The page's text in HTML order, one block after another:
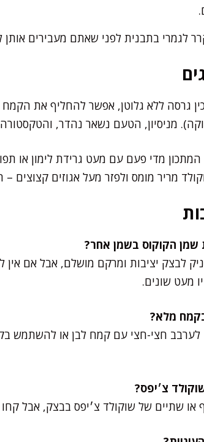
לגמרי בתבנית לפני שאתם מעבירים
גרסה ללא גלוטן, אפשר להחליף את הקמח
מניסיון, הטעם נשאר נהדר,
מדי פעם עם מעט גרידת לימון או
מריר מומס ולפזר מעל אגוזים קצוצים
לבצק יציבות ומרקם מושלם, אבל אם
מעט שונים.
לערבב חצי-חצי עם קמח לבן או להשתמש
או שתיים של שוקולד צ׳יפס בבצק, אבל